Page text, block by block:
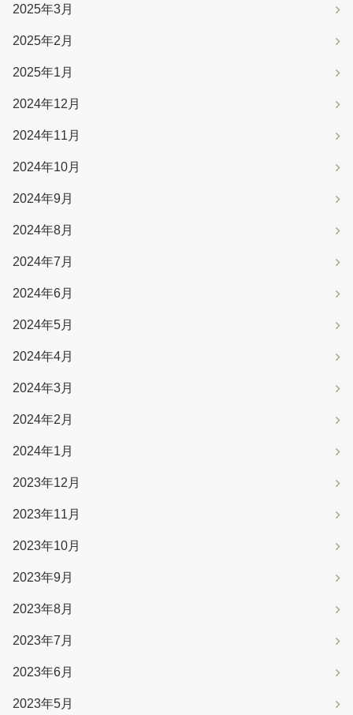
2025年3月
2025年2月
2025年1月
2024年12月
2024年11月
2024年10月
2024年9月
2024年8月
2024年7月
2024年6月
2024年5月
2024年4月
2024年3月
2024年2月
2024年1月
2023年12月
2023年11月
2023年10月
2023年9月
2023年8月
2023年7月
2023年6月
2023年5月